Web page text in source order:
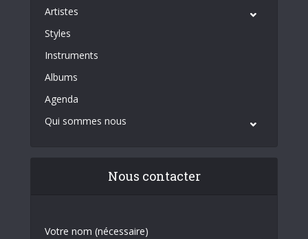
Artistes
Styles
Instruments
Albums
Agenda
Qui sommes nous
Nous contacter
Votre nom (nécessaire)